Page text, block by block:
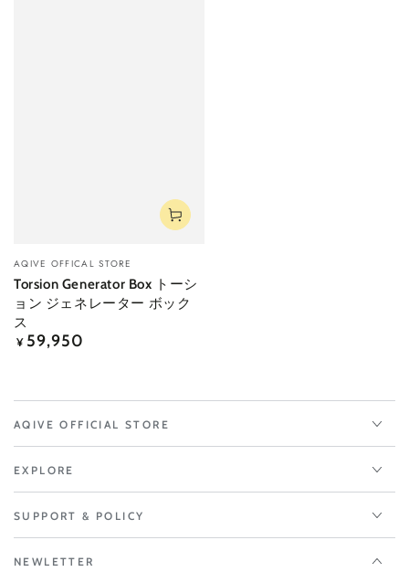
ベ
ン
ダ
ー
AQIVE OFFICAL STORE
Torsion Generator Box トーシ
ョン ジェネレーター ボック
ス
定
¥ 59,950
AQIVE OFFICIAL STORE
EXPLORE
SUPPORT & POLICY
NEWLETTER